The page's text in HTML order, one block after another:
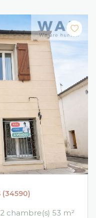
(34590)
Maison de village 3 pièce(s) 2 chambre(s) 53 m²